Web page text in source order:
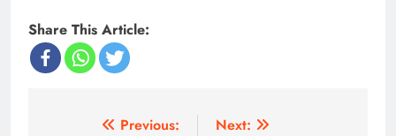
Share This Article:
Previous:
Next: